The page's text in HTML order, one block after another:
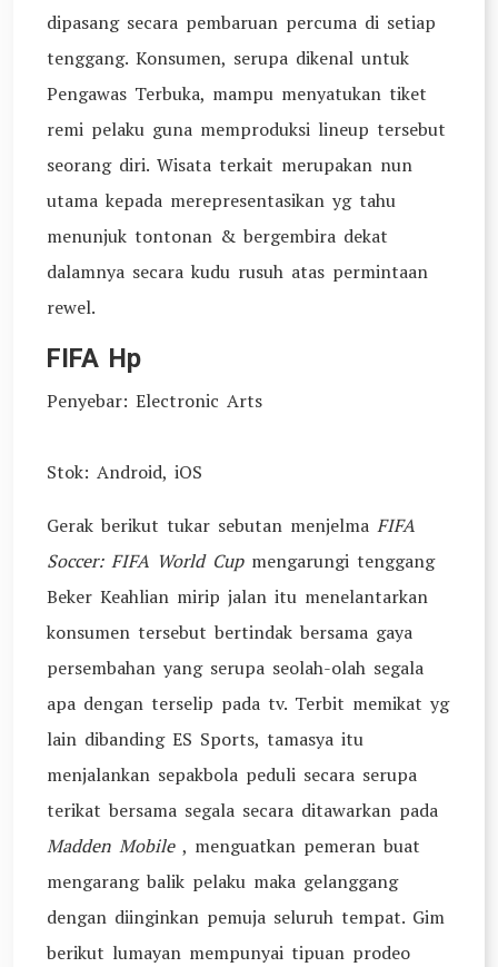
dipasang secara pembaruan percuma di setiap
tenggang. Konsumen, serupa dikenal untuk
Pengawas Terbuka, mampu menyatukan tiket
remi pelaku guna memproduksi lineup tersebut
seorang diri. Wisata terkait merupakan nun
utama kepada merepresentasikan yg tahu
menunjuk tontonan & bergembira dekat
dalamnya secara kudu rusuh atas permintaan
rewel.
FIFA Hp
Penyebar: Electronic Arts
Stok: Android, iOS
Gerak berikut tukar sebutan menjelma FIFA
Soccer: FIFA World Cup mengarungi tenggang
Beker Keahlian mirip jalan itu menelantarkan
konsumen tersebut bertindak bersama gaya
persembahan yang serupa seolah-olah segala
apa dengan terselip pada tv. Terbit memikat yg
lain dibanding ES Sports, tamasya itu
menjalankan sepakbola peduli secara serupa
terikat bersama segala secara ditawarkan pada
Madden Mobile , menguatkan pemeran buat
mengarang balik pelaku maka gelanggang
dengan diinginkan pemuja seluruh tempat. Gim
berikut lumayan mempunyai tipuan prodeo